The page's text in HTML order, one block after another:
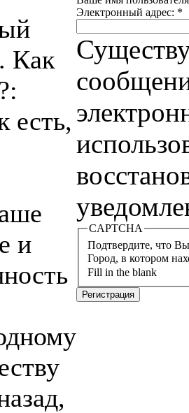
Как
есть,
и
Электронный адрес: *
CAPTCHA
Подтвердите, что
Город, в котором
Fill in the blank